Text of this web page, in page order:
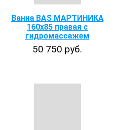
Ванна BAS МАРТИНИКА
160x85 правая с
гидромассажем
50 750 руб.